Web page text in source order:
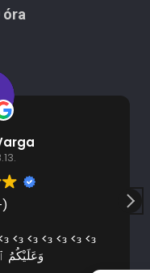
óra
<з <з <з <з <з <з
وَعَلَيْكُمُ